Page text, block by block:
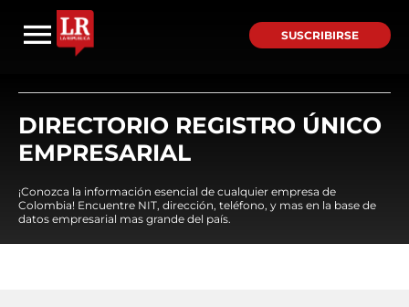
SUSCRIBIRSE
DIRECTORIO REGISTRO ÚNICO
EMPRESARIAL
¡Conozca la información esencial de cualquier empresa de
Colombia! Encuentre NIT, dirección, teléfono, y mas en la base de
datos empresarial mas grande del país.